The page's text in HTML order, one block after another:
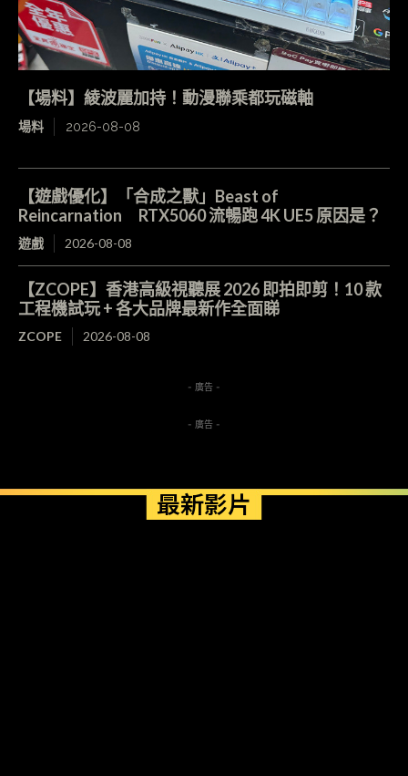
【場料】綾波麗加持！動漫聯乘都玩磁軸
場料 2026-08-08
【遊戲優化】「合成之獸」Beast of
Reincarnation RTX5060 流暢跑 4K UE5 原因是？
遊戲 2026-08-08
【ZCOPE】香港高級視聽展 2026 即拍即剪！10 款
工程機試玩 + 各大品牌最新作全面睇
ZCOPE 2026-08-08
- 廣告 -
- 廣告 -
最新影片